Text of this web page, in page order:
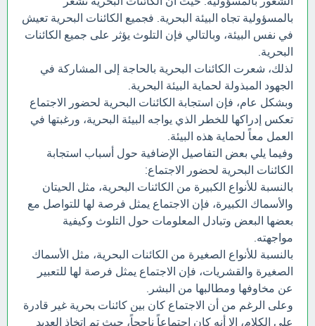
بالمسؤولية تجاه البيئة البحرية. فجميع الكائنات البحرية تعيش
في نفس البيئة، وبالتالي فإن التلوث يؤثر على جميع الكائنات
البحرية.
لذلك، شعرت الكائنات البحرية بالحاجة إلى المشاركة في
الجهود المبذولة لحماية البيئة البحرية.
وبشكل عام، فإن استجابة الكائنات البحرية لحضور الاجتماع
تعكس إدراكها للخطر الذي يواجه البيئة البحرية، ورغبتها في
العمل معاً لحماية هذه البيئة.
وفيما يلي بعض التفاصيل الإضافية حول أسباب استجابة
الكائنات البحرية لحضور الاجتماع:
بالنسبة للأنواع الكبيرة من الكائنات البحرية، مثل الحيتان
والأسماك الكبيرة، فإن الاجتماع يمثل فرصة لها للتواصل مع
بعضها البعض وتبادل المعلومات حول التلوث وكيفية
مواجهته.
بالنسبة للأنواع الصغيرة من الكائنات البحرية، مثل الأسماك
الصغيرة والقشريات، فإن الاجتماع يمثل فرصة لها للتعبير
عن مخاوفها ومطالبها من البشر.
وعلى الرغم من أن الاجتماع كان بين كائنات بحرية غير قادرة
على الكلام، إلا أنه كان اجتماعاً ناجحاً، حيث تم اتخاذ العديد